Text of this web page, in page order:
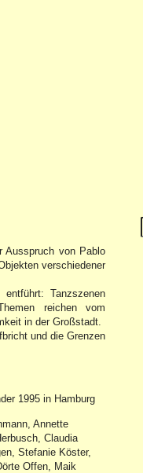
Ausspruch von Pablo
verschiedener
Tanzszenen
reichen vom
in der Großstadt.
und die Grenzen
1995 in Hamburg
Annette
Claudia
Stefanie Köster,
Offen, Maik